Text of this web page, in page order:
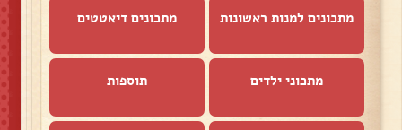
מתכונים למנות ראשונות מתכונים דיאטטים
מתכוני ילדים תוספות